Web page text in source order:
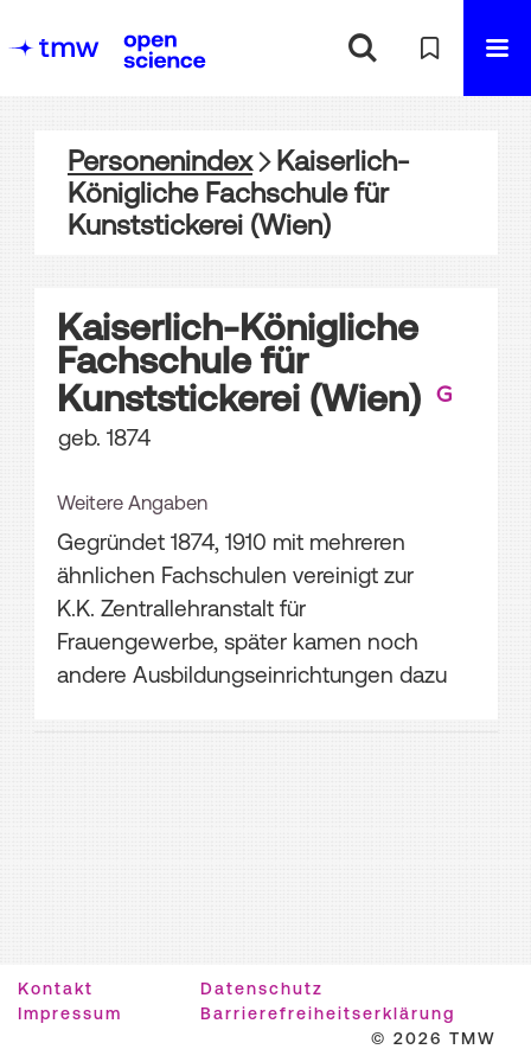
Personenindex
Kaiserlich-
Königliche Fachschule für
Kunststickerei (Wien)
Kaiserlich-Königliche
Fachschule für
Kunststickerei (Wien)
geb. 1874
Weitere Angaben
Gegründet 1874, 1910 mit mehreren
ähnlichen Fachschulen vereinigt zur
K.K. Zentrallehranstalt für
Frauengewerbe, später kamen noch
andere Ausbildungseinrichtungen dazu
Kontakt
Datenschutz
Impressum
Barrierefreiheitserklärung
© 2026 TMW